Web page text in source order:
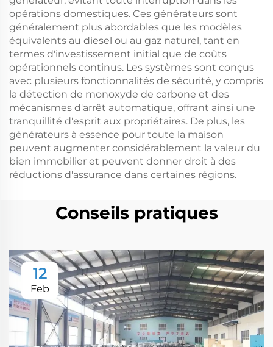
opérations domestiques. Ces générateurs sont
généralement plus abordables que les modèles
équivalents au diesel ou au gaz naturel, tant en
termes d'investissement initial que de coûts
opérationnels continus. Les systèmes sont conçus
avec plusieurs fonctionnalités de sécurité, y compris
la détection de monoxyde de carbone et des
mécanismes d'arrêt automatique, offrant ainsi une
tranquillité d'esprit aux propriétaires. De plus, les
générateurs à essence pour toute la maison
peuvent augmenter considérablement la valeur du
bien immobilier et peuvent donner droit à des
réductions d'assurance dans certaines régions.
Conseils pratiques
12
Feb